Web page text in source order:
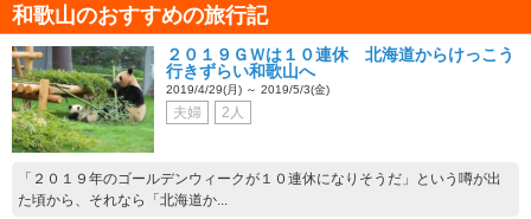
和歌山のおすすめの旅行記
２０１９ＧＷは１０連休 北海道からけっこう
行きずらい和歌山へ
2019/4/29(月) ～ 2019/5/3(金)
夫婦 2人
「２０１９年のゴールデンウィークが１０連休になりそうだ」という噂が出
た頃から、それなら「北海道か...